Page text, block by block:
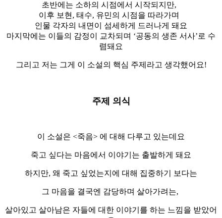
초반에는 소하의 시점에서 시작되지만,
이후 보현, 태수, 유민의 시점을 따라가며
인물 각자의 내면이 섬세하게 드러나게 돼요
마지막에는 이들의 감정이 교차되며 ‘공동의 생존 서사’로 수
렴돼요
그리고 저는 그게 이 소설의 핵심 주제라고 생각했어요!
주제 의식
이 소설은 <죽음> 에 대해 다루고 있는데요
죽고 싶다는 마음에서 이야기는 출발하게 돼요
하지만, 왜 죽고 싶었는지에 대해 집중하기 보다는
그 마음을 결국엔 감당하며 살아가려는,
살아있고 살아남은 자들에 대한 이야기를 하는 느낌을 받았어